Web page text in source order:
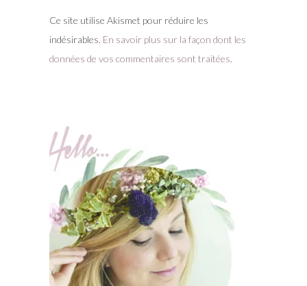
Ce site utilise Akismet pour réduire les
indésirables. En savoir plus sur la façon dont les
données de vos commentaires sont traitées.